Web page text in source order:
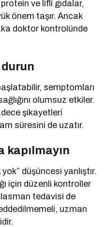
ve lifli gıdalar,
önem taşır. Ancak
doktor kontrolünde
semptomları
olumsuz etkiler.
şikayetleri
süresini de uzatır.
kapılmayın
düşüncesi yanlıştır.
için düzenli kontroller
tedavisi de
uzman